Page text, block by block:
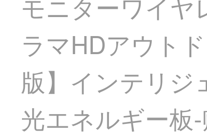
ラマHDアウト
版】インテリジ
光エネルギー板